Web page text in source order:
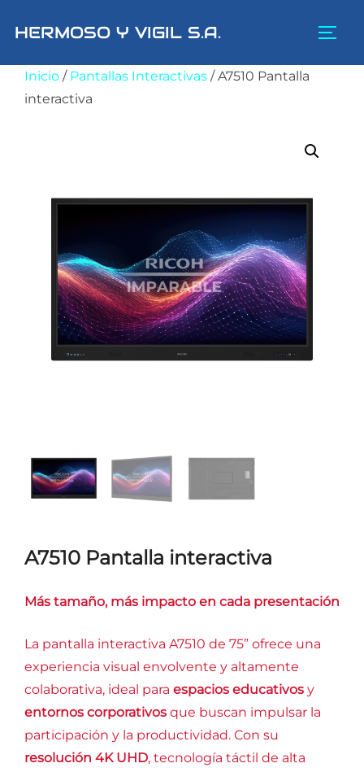
HERMOSO Y VIGIL S.A.
Inicio / Pantallas Interactivas / A7510 Pantalla
interactiva
A7510 Pantalla interactiva
Más tamaño, más impacto en cada presentación
La pantalla interactiva A7510 de 75” ofrece una
experiencia visual envolvente y altamente
colaborativa, ideal para espacios educativos y
entornos corporativos que buscan impulsar la
participación y la productividad. Con su
resolución 4K UHD, tecnología táctil de alta